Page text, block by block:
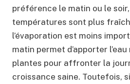
préférence le matin ou le
températures sont plus
l’évaporation est moins
matin permet d’apporter
plantes pour affronter la
croissance saine. Toutefois,